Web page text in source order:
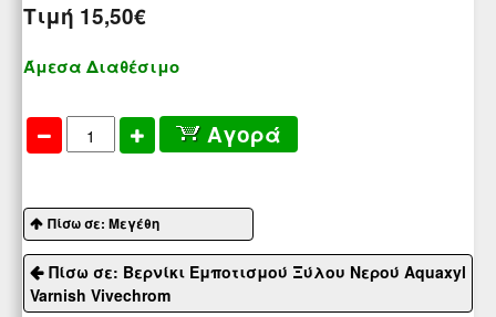
Τιμή 15,50€
Άμεσα Διαθέσιμο
Αγορά
Πίσω σε: Μεγέθη
Πίσω σε: Βερνίκι Εμποτισμού Ξύλου Νερού Aquaxyl
Varnish Vivechrom